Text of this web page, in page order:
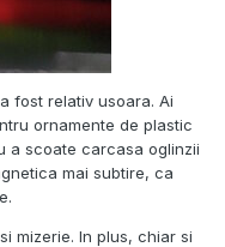
fost relativ usoara. Ai
ornamente de plastic
a scoate carcasa oglinzii
mai subtire, ca
mizerie. In plus, chiar si